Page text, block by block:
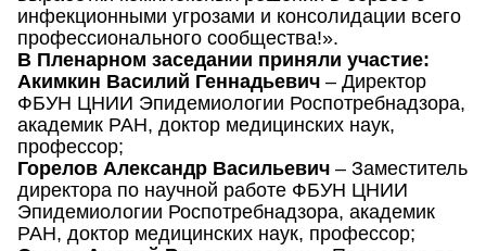
инфекционными угрозами и консолидации всего
профессионального сообщества!».
В Пленарном заседании приняли участие:
Акимкин Василий Геннадьевич – Директор
ФБУН ЦНИИ Эпидемиологии Роспотребнадзора,
академик РАН, доктор медицинских наук,
профессор;
Горелов Александр Васильевич – Заместитель
директора по научной работе ФБУН ЦНИИ
Эпидемиологии Роспотребнадзора, академик
РАН, доктор медицинских наук, профессор;